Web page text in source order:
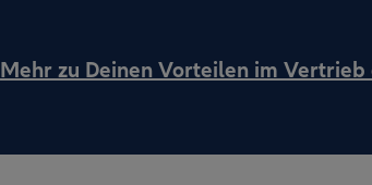
Mehr zu Deinen Vorteilen im